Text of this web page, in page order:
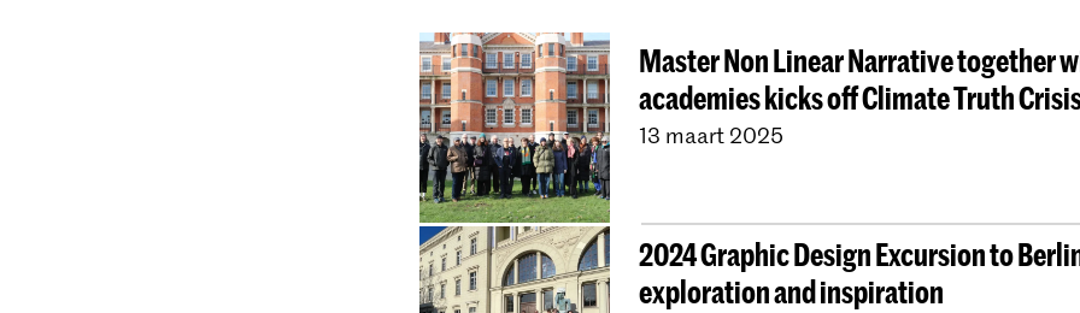
Master Non Linear Narrative together
academies kicks off Climate Truth
13 maart 2025
2024 Graphic Design Excursion to
exploration and inspiration